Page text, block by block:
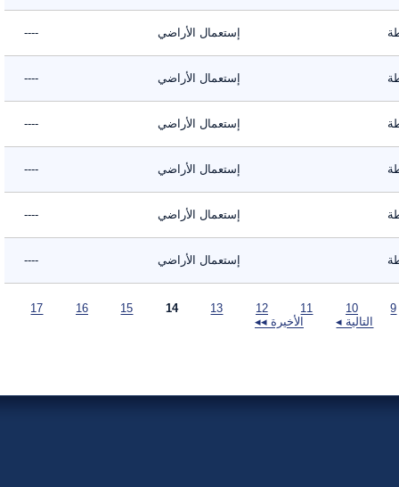
إستعمال الأراضي ----
إستعمال الأراضي ----
إستعمال الأراضي ----
إستعمال الأراضي ----
إستعمال الأراضي ----
إستعمال الأراضي ----
التالية ◂
الأخيرة ◂◂